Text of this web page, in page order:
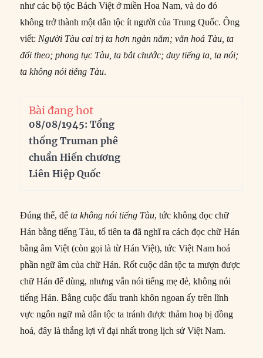
như các bộ tộc Bách Việt ở miền Hoa Nam, và do đó
không trở thành một dân tộc ít người của Trung Quốc. Ông
viết:Người Tàu cai trị ta hơn ngàn năm; văn hoá Tàu, ta
đổi theo; phong tục Tàu, ta bắt chước; duytiếng ta, ta nói;
ta không nóitiếng Tàu.
Bài đang hot
08/08/1945: Tổng
thống Truman phê
chuẩn Hiến chương
Liên Hiệp Quốc
Đúng thế, đểta không nóitiếng Tàu, tức không đọc chữ
Hán bằng tiếng Tàu, tổ tiên ta đã nghĩ ra cách đọc chữ Hán
bằng âm Việt (còn gọi là từ Hán Việt), tức Việt Nam hoá
phần ngữ âm của chữ Hán. Rốt cuộc dân tộc ta mượn được
chữ Hán để dùng, nhưng vẫn nói tiếng mẹ đẻ, không nói
tiếng Hán. Bằng cuộc đấu tranh khôn ngoan ấy trên lĩnh
vực ngôn ngữ mà dân tộc ta tránh được thảm hoạ bị đồng
hoá, đây là thắng lợi vĩ đại nhất trong lịch sử Việt Nam.